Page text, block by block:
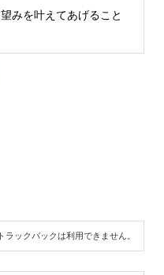
望みを叶えてあげること
トラックバックは利用できません。